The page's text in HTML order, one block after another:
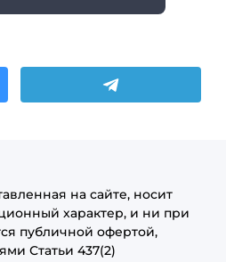
на сайте, носит
характер, и ни при
публичной офертой,
Статьи 437(2)